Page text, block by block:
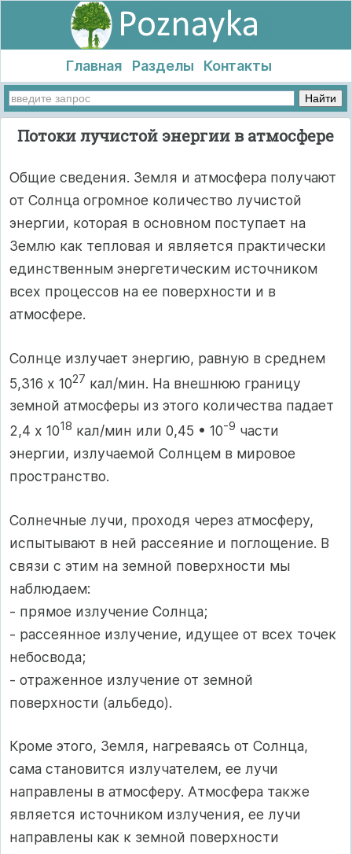
Главная Разделы Контакты
Потоки лучистой энергии в атмосфере
Общие сведения. Земля и атмосфера получают
от Солнца огромное количество лучистой
энергии, которая в основном поступает на
Землю как тепловая и является практически
единственным энергетическим источником
всех процессов на ее поверхности и в
атмосфере.
Солнце излучает энергию, равную в среднем
5,316 х 1027 кал/мин. На внешнюю границу
земной атмосферы из этого количества падает
2,4 х 1018 кал/мин или 0,45 • 10-9 части
энергии, излучаемой Солнцем в мировое
пространство.
Солнечные лучи, проходя через атмосферу,
испытывают в ней рассеяние и поглощение. В
связи с этим на земной поверхности мы
наблюдаем:
- прямое излучение Солнца;
- рассеянное излучение, идущее от всех точек
небосвода;
- отраженное излучение от земной
поверхности (альбедо).
Кроме этого, Земля, нагреваясь от Солнца,
сама становится излучателем, ее лучи
направлены в атмосферу. Атмосфера также
является источником излучения, ее лучи
направлены как к земной поверхности